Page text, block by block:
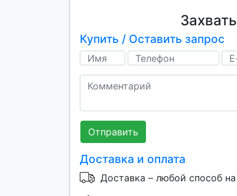
Купить / Оставить запрос
Отправить
Доставка и оплата
Доставка – любой способ